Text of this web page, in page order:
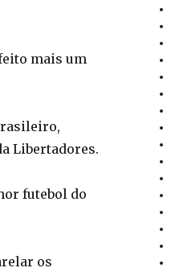
mais um
Libertadores.
futebol do
os